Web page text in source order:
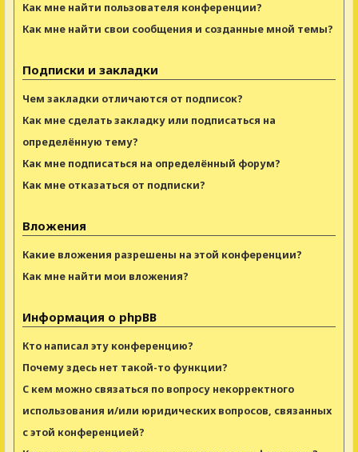
Как мне найти пользователя конференции?
Как мне найти свои сообщения и созданные мной темы?
Подписки и закладки
Чем закладки отличаются от подписок?
Как мне сделать закладку или подписаться на
определённую тему?
Как мне подписаться на определённый форум?
Как мне отказаться от подписки?
Вложения
Какие вложения разрешены на этой конференции?
Как мне найти мои вложения?
Информация о phpBB
Кто написал эту конференцию?
Почему здесь нет такой-то функции?
С кем можно связаться по вопросу некорректного
использования и/или юридических вопросов, связанных
с этой конференцией?